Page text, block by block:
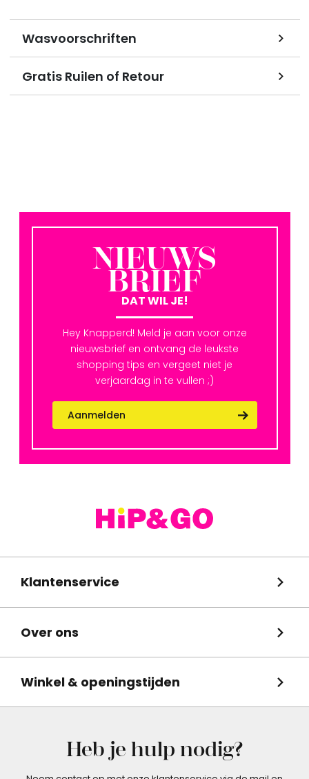
Wasvoorschriften
Gratis Ruilen of Retour
NIEUWS
BRIEF
DAT WIL JE!
Hey Knapperd! Meld je aan voor onze
nieuwsbrief en ontvang de leukste
shopping tips en vergeet niet je
verjaardag in te vullen ;)
Aanmelden
Klantenservice
Over ons
Winkel & openingstijden
Heb je hulp nodig?